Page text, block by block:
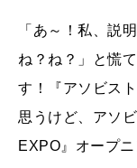
「あ～！私、説
ね？ね？」と慌
す！『アソビス
思うけど、アソ
EXPO』オープ